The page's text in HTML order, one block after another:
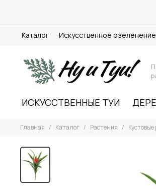
Каталог Искусственное озеленение
ИСКУССТВЕННЫЕ ТУИ
Главная Каталог Растения